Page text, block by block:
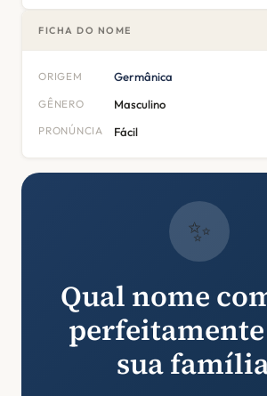
FICHA DO NOME
ORIGEM Germânica
GÊNERO Masculino
PRONÚNCIA Fácil
✨
Qual nome
sua